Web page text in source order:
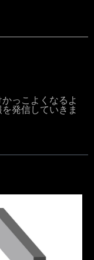
っこよくなるよ
発信していきま